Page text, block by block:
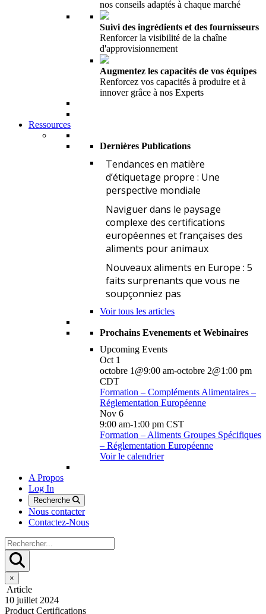
nos conseils adaptés à chaque marché
Suivi des ingrédients et des fournisseurs
Renforcer la visibilité de la chaîne
d'approvisionnement
Augmentez les capacités de vos équipes
Renforcez vos capacités à produire et à
innover grâce à nos Experts
Ressources
Dernières Publications
Tendances en matière
d’étiquetage propre : Une
perspective mondiale
Naviguer dans le paysage
complexe des certifications
européennes et françaises des
aliments pour animaux
Nouveaux aliments en Europe : 5
faits surprenants que vous ne
soupçonniez pas
Voir tous les articles
Prochains Evenements et Webinaires
Upcoming Events
Oct 1
octobre 1@9:00 am-octobre 2@1:00 pm
CDT
Formation – Compléments Alimentaires –
Réglementation Européenne
Nov 6
9:00 am-1:00 pm CST
Formation – Aliments Groupes Spécifiques
– Réglementation Européenne
Voir le calendrier
A Propos
Log In
Recherche
Nous contacter
Contactez-Nous
×
Article
10 juillet 2024
Product Certifications